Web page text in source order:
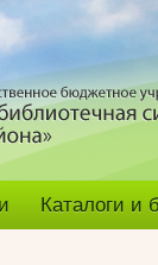
Каталоги и